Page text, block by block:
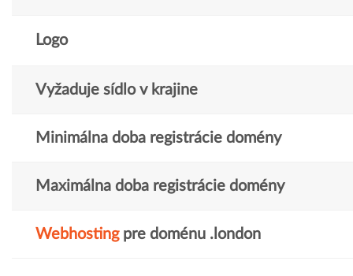
Logo
Vyžaduje sídlo v krajine
Minimálna doba registrácie domény
Maximálna doba registrácie domény
Webhostingpre doménu .london